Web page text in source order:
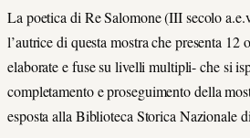
La poetica di Re Salomone (III secolo
l’autrice di questa mostra che presenta 12
elaborate e fuse su livelli multipli- che si
completamento e proseguimento della
esposta alla Biblioteca Storica Nazionale